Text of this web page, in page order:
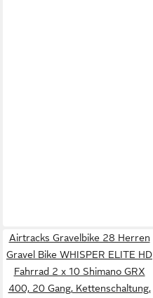
Airtracks Gravelbike 28 Herren
Gravel Bike WHISPER ELITE HD
Fahrrad 2 x 10 Shimano GRX
400, 20 Gang, Kettenschaltung,